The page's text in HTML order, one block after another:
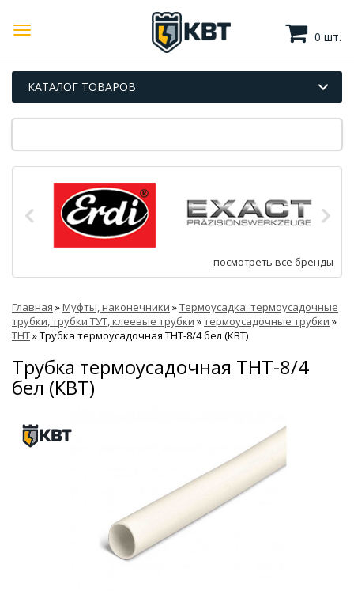
0 шт.
КАТАЛОГ ТОВАРОВ
посмотреть все бренды
Главная »Муфты, наконечники »Термоусадка: термоусадочные
трубки, трубки ТУТ, клеевые трубки »термоусадочные трубки »
ТНТ»Трубка термоусадочная ТНТ-8/4 бел (КВТ)
Трубка термоусадочная ТНТ-8/4
бел (КВТ)